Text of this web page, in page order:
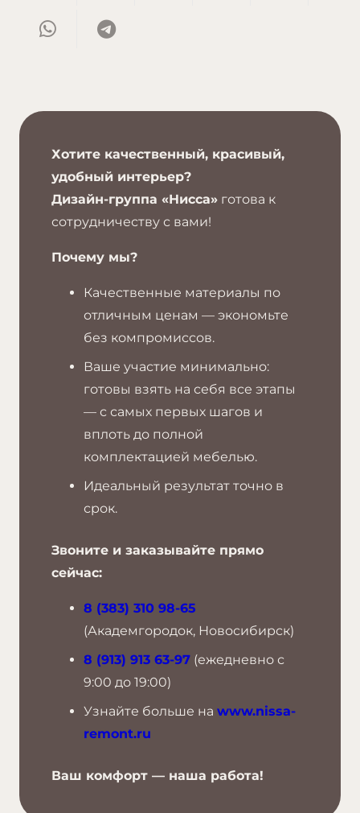
Хотите качественный, красивый,
удобный интерьер?
Дизайн-группа «Нисса» готова к
сотрудничеству с вами!
Почему мы?
Качественные материалы по
отличным ценам — экономьте
без компромиссов.
Ваше участие минимально:
готовы взять на себя все этапы
— с самых первых шагов и
вплоть до полной
комплектацией мебелью.
Идеальный результат точно в
срок.
Звоните и заказывайте прямо
сейчас:
8 (383) 310 98-65
(Академгородок, Новосибирск)
8 (913) 913 63-97 (ежедневно с
9:00 до 19:00)
Узнайте больше на www.nissa-
remont.ru
Ваш комфорт — наша работа!